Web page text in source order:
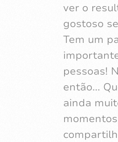
ver o
gostoso
Tem um
pessoas!
então...
ainda
sono,
fazer as
lindas e